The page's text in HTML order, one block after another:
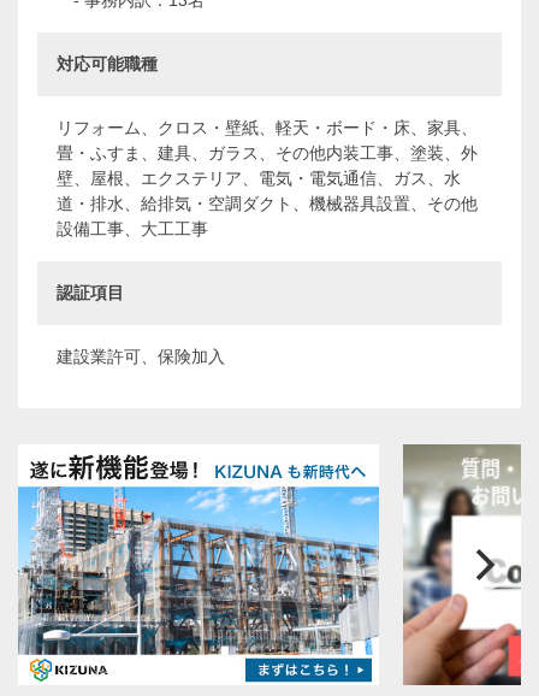
対応可能職種
リフォーム、クロス・壁紙、軽天・ボード・床、家具、
畳・ふすま、建具、ガラス、その他内装工事、塗装、外
壁、屋根、エクステリア、電気・電気通信、ガス、水
道・排水、給排気・空調ダクト、機械器具設置、その他
設備工事、大工工事
認証項目
建設業許可、保険加入